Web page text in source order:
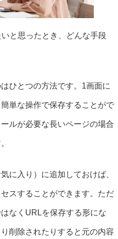
と思ったとき、どんな手段
ひとつの方法です。1画面に
単な操作で保存することがで
ルが必要な長いページの場合
に入り）に追加しておけば、
スすることができます。ただ
なくURLを保存する形にな
削除されたりすると元の内容